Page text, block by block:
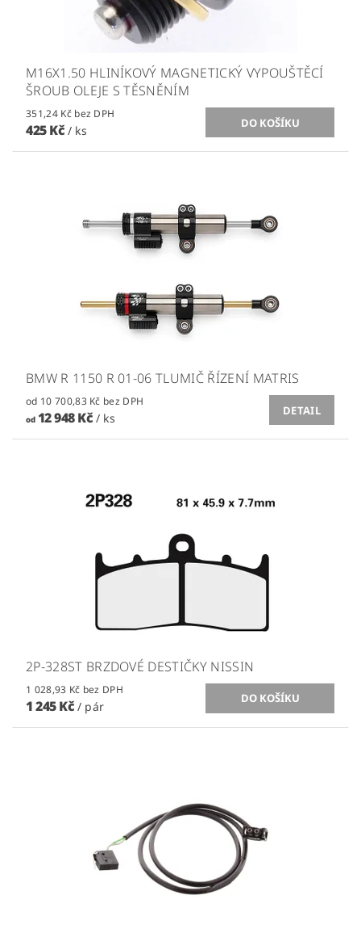
M16X1.50 HLINÍKOVÝ MAGNETICKÝ VYPOUŠTĚCÍ
ŠROUB OLEJE S TĚSNĚNÍM
351,24 Kč bez DPH
425 Kč / ks
BMW R 1150 R 01-06 TLUMIČ ŘÍZENÍ MATRIS
od 10 700,83 Kč bez DPH
od12 948 Kč / ks
DETAIL
2P-328ST BRZDOVÉ DESTIČKY NISSIN
1 028,93 Kč bez DPH
1 245 Kč / pár